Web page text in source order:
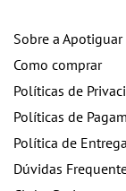
Sobre a Apotiguar
Como comprar
Políticas de
Políticas de
Política de
Dúvidas